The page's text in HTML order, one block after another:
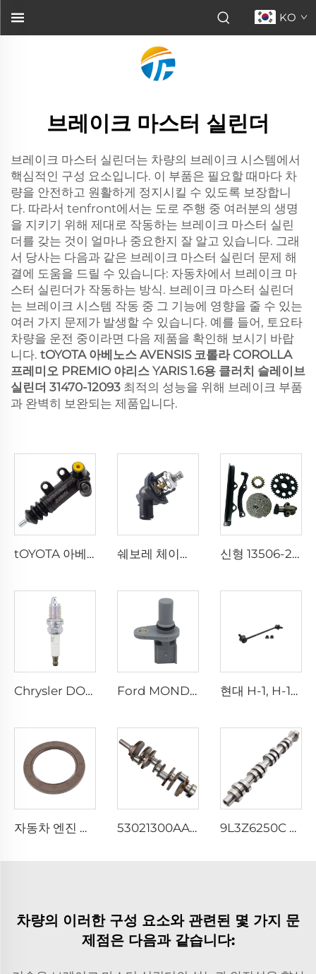
KO
브레이크 마스터 실린더
브레이크 마스터 실린더는 차량의 브레이크 시스템에서
핵심적인 구성 요소입니다. 이 부품은 필요할 때마다 차
량을 안전하고 원활하게 정지시킬 수 있도록 보장합니
다. 따라서 tenfront에서는 도로 주행 중 여러분의 생명
을 지키기 위해 제대로 작동하는 브레이크 마스터 실린
더를 갖는 것이 얼마나 중요한지 잘 알고 있습니다. 그래
서 당사는 다음과 같은 브레이크 마스터 실린더 문제 해
결에 도움을 드릴 수 있습니다: 자동차에서 브레이크 마
스터 실린더가 작동하는 방식. 브레이크 마스터 실린더
는 브레이크 시스템 작동 중 그 기능에 영향을 줄 수 있는
여러 가지 문제가 발생할 수 있습니다. 예를 들어, 토요타
차량을 운전 중이라면 다음 제품을 확인해 보시기 바랍
니다. tOYOTA 아베노스 AVENSIS 코롤라 COROLLA
프레미오 PREMIO 야리스 YARIS 1.6용 클러치 슬레이브
실린더 31470-12093 최적의 성능을 위해 브레이크 부품
과 완벽히 보완되는 제품입니다.
tOYOTA 아베노스 AVENSIS 코롤라 COROLLA 프레미오 PREMIO 야리스 YARIS 1.6용 클러치 슬레이브 실린더 31470-12093 쉐보레 체이니 Cheyenne 실버라도 Silverado 서브어반 Suburban 타호 Tahoe 5.3용 새로운 엔진 냉각수 온도조절기 워터 온도조절기 12674639 신형 13506-22030 타이밍 킷 1ZZ, 토요타 1.6 1.8용 기타 엔진 부품
Chrysler DODGE GRAND CHEROKEE JEEP 4.0용 고품질 ZFR5FGP 7098 파워 이리듐 점화 플러그 Ford MONDEO TRANSIT 2.0용 고품질 6C11-12K073-AA 자동차 전기 부품 크랭크축 위치 센서 현대 H-1, H-100, I40 2.5 전면용 신형 스테빌라이저 바 링크 54830-4H250 자동 서스펜션 시스템
자동차 엔진 부품 크랭크샤프트 오일 씰 21443-2B020 리어 메인 씰 108*76*8mm G4FC G4FD G4FA 엔진 크랭크샤프트 씰 현대용 53021300AA 자동차 엔진 크랭크축, 크라이슬러, DODGE, 지프 5.7용 9L3Z6250C 고급 자동차 엔진 캠축, 포드 익스페디션 익스플로러 F-150 4.6L 5.4L 4AT 4R75W용
차량의 이러한 구성 요소와 관련된 몇 가지 문
제점은 다음과 같습니다: